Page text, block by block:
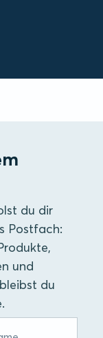
du dir
Postfach:
und
du